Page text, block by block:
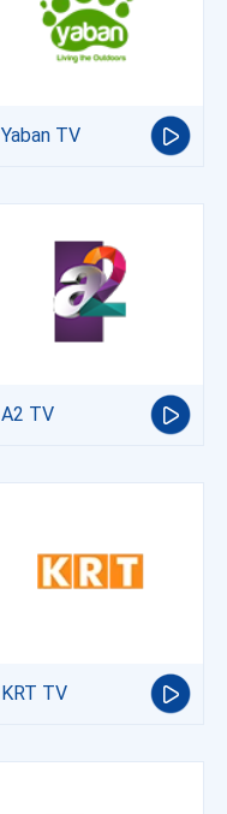
Yaban TV
A2 TV
KRT TV